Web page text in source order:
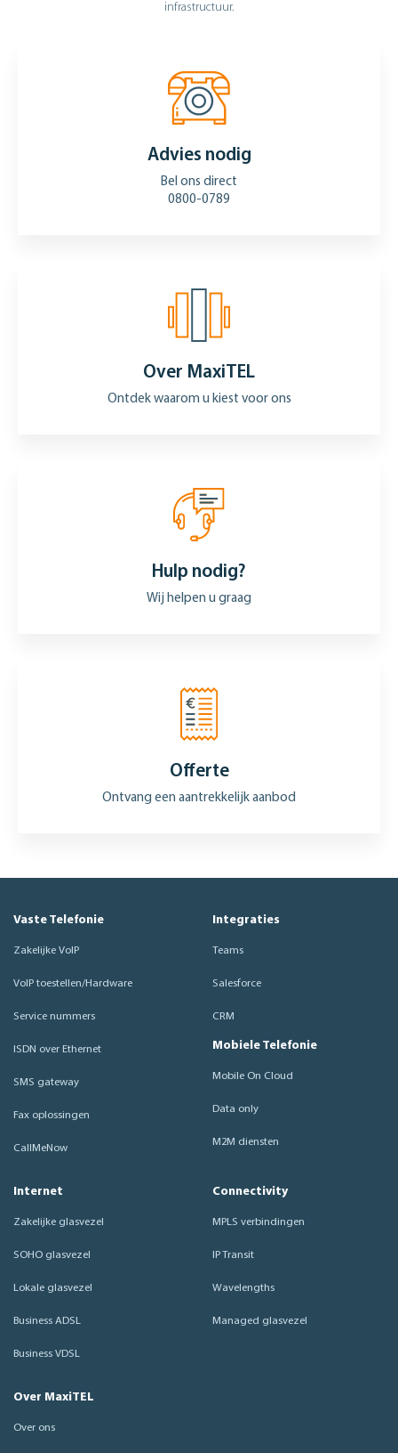
infrastructuur.
Advies nodig
Bel ons direct
0800-0789
Over MaxiTEL
Ontdek waarom u kiest voor ons
Hulp nodig?
Wij helpen u graag
Offerte
Ontvang een aantrekkelijk aanbod
Vaste Telefonie
Zakelijke VoIP
VoIP toestellen/Hardware
Service nummers
ISDN over Ethernet
SMS gateway
Fax oplossingen
CallMeNow
Integraties
Teams
Salesforce
CRM
Mobiele Telefonie
Mobile On Cloud
Data only
M2M diensten
Internet
Zakelijke glasvezel
SOHO glasvezel
Lokale glasvezel
Business ADSL
Business VDSL
Connectivity
MPLS verbindingen
IP Transit
Wavelengths
Managed glasvezel
Over MaxiTEL
Over ons